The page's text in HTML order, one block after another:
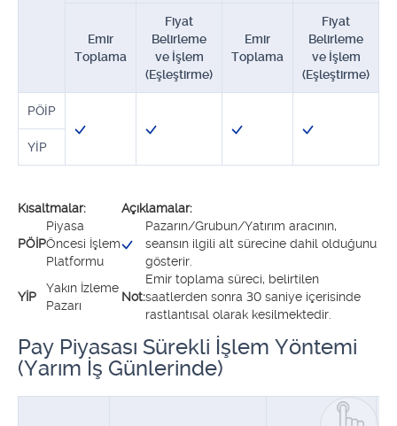
Emir
Toplama
Fiyat
Belirleme
ve İşlem
(Eşleştirme)
Emir
Toplama
Fiyat
Belirleme
ve İşlem
(Eşleştirme)
PÖİP
YİP
Kısaltmalar: Açıklamalar:
PÖİP
Piyasa
Öncesi İşlem
Platformu
Pazarın/Grubun/Yatırım aracının,
seansın ilgili alt sürecine dahil olduğunu
gösterir.
YİP
Yakın İzleme
Pazarı
Not:
Emir toplama süreci, belirtilen
saatlerden sonra 30 saniye içerisinde
rastlantısal olarak kesilmektedir.
Pay Piyasası Sürekli İşlem Yöntemi
(Yarım İş Günlerinde)